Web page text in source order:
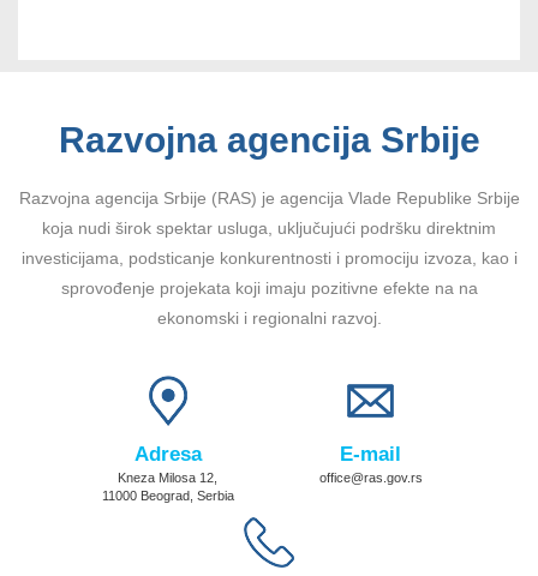
Razvojna agencija Srbije
Razvojna agencija Srbije (RAS) je agencija Vlade Republike Srbije
koja nudi širok spektar usluga, uključujući podršku direktnim
investicijama, podsticanje konkurentnosti i promociju izvoza, kao i
sprovođenje projekata koji imaju pozitivne efekte na na
ekonomski i regionalni razvoj.
Adresa
Kneza Milosa 12,
11000 Beograd, Serbia
E-mail
office@ras.gov.rs